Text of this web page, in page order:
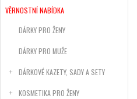
VĚRNOSTNÍ NABÍDKA
DÁRKY PRO ŽENY
DÁRKY PRO MUŽE
DÁRKOVÉ KAZETY, SADY A SETY
KOSMETIKA PRO ŽENY